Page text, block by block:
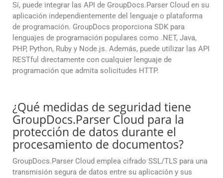
Sí, puede integrar las API de GroupDocs.Parser Cloud en su
aplicación independientemente del lenguaje o plataforma
de programación. GroupDocs proporciona SDK para
lenguajes de programación populares como .NET, Java,
PHP, Python, Ruby y Node.js. Además, puede utilizar las API
RESTful directamente con cualquier lenguaje de
programación que admita solicitudes HTTP.
¿Qué medidas de seguridad tiene
GroupDocs.Parser Cloud para la
protección de datos durante el
procesamiento de documentos?
GroupDocs.Parser Cloud emplea cifrado SSL/TLS para una
transmisión segura de datos entre su aplicación y sus